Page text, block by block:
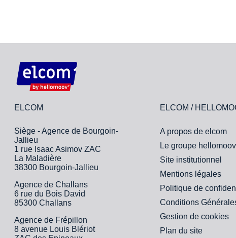
ELCOM
Siège - Agence de Bourgoin-
Jallieu
1 rue Isaac Asimov ZAC
La Maladière
38300 Bourgoin-Jallieu
Agence de Challans
6 rue du Bois David
85300 Challans
Agence de Frépillon
8 avenue Louis Blériot
ELCOM /
A propos de elcom
Le groupe
Site institutionnel
Mentions légales
Politique de
Conditions
Gestion de cookies
Plan du site